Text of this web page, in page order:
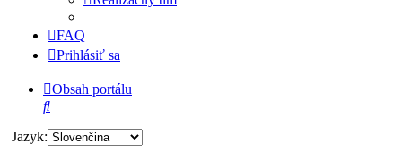
FAQ
Prihlásiť sa
Obsah portálu
Hľadať
Jazyk: